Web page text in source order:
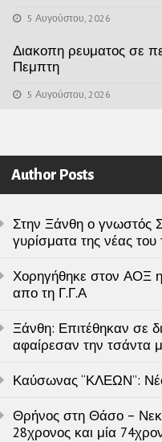
5 Αυγούστου, 2026
Διακοπη ρευματος σε
Πεμπτη
5 Αυγούστου, 2026
Author Posts
Στην Ξάνθη ο γνωστός
γυρίσματα της νέας
Χορηγήθηκε στον ΑΟΞ η
απο τη Γ.Γ.Α
Ξάνθη: Επιτέθηκαν σε
αφαίρεσαν την τσάντα
Καύσωνας “ΚΛΕΩΝ”:
Θρήνος στη Θάσο –
28χρονος και μία